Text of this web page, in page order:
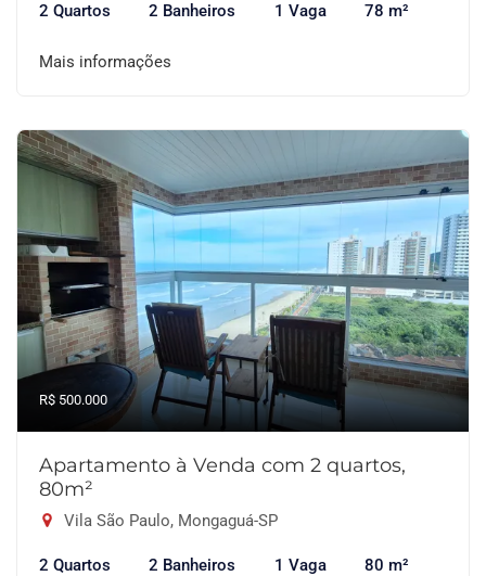
2 Quartos 2 Banheiros 1 Vaga 78 m²
Mais informações
R$ 500.000
Apartamento à Venda com 2 quartos,
80m²
Vila São Paulo, Mongaguá-SP
2 Quartos 2 Banheiros 1 Vaga 80 m²